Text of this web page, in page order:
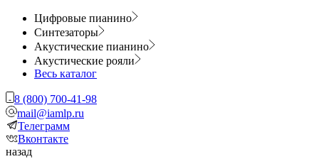
Цифровые пианино
Синтезаторы
Акустические пианино
Акустические рояли
Весь каталог
8 (800) 700-41-98
mail@iamlp.ru
Телеграмм
Вконтакте
назад